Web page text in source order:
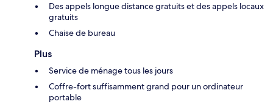
Des appels longue distance gratuits et des appels locaux
gratuits
Chaise de bureau
Plus
Service de ménage tous les jours
Coffre-fort suffisamment grand pour un ordinateur
portable